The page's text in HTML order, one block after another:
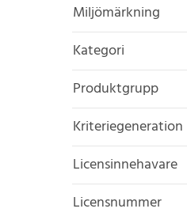
Miljömärkning
Kategori
Produktgrupp
Kriteriegeneration
Licensinnehavare
Licensnummer